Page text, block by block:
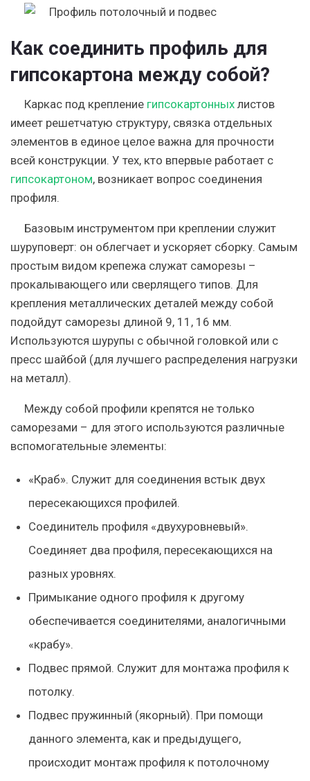
Как соединить профиль для
гипсокартона между собой?
Каркас под крепление гипсокартонных листов
имеет решетчатую структуру, связка отдельных
элементов в единое целое важна для прочности
всей конструкции. У тех, кто впервые работает с
гипсокартоном, возникает вопрос соединения
профиля.
Базовым инструментом при креплении служит
шуруповерт: он облегчает и ускоряет сборку. Самым
простым видом крепежа служат саморезы –
прокалывающего или сверлящего типов. Для
крепления металлических деталей между собой
подойдут саморезы длиной 9, 11, 16 мм.
Используются шурупы с обычной головкой или с
пресс шайбой (для лучшего распределения нагрузки
на металл).
Между собой профили крепятся не только
саморезами – для этого используются различные
вспомогательные элементы:
«Краб». Служит для соединения встык двух
пересекающихся профилей.
Соединитель профиля «двухуровневый».
Соединяет два профиля, пересекающихся на
разных уровнях.
Примыкание одного профиля к другому
обеспечивается соединителями, аналогичными
«крабу».
Подвес прямой. Служит для монтажа профиля к
потолку.
Подвес пружинный (якорный). При помощи
данного элемента, как и предыдущего,
происходит монтаж профиля к потолочному